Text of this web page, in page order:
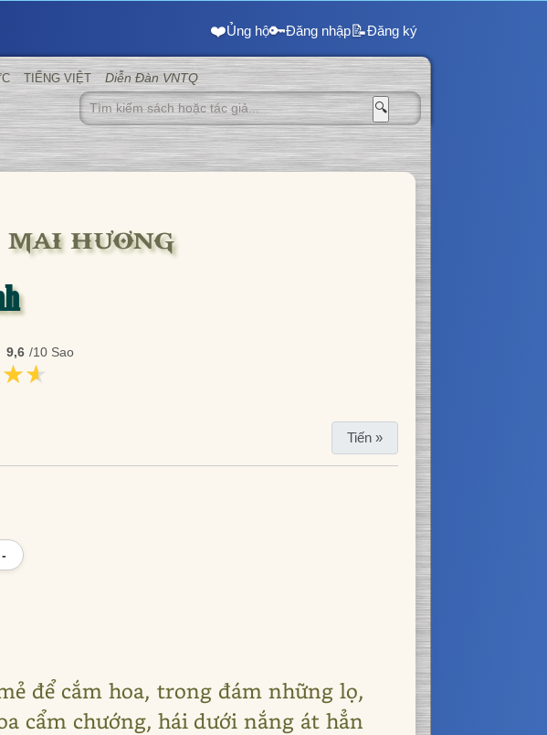
❤️Ủng hộ🔑Đăng nhập📝Đăng ký
TIẾNG VIỆT Diễn Đàn VNTQ
🔍
HƯƠNG
9,6 /10 Sao
Tiến »
để cắm hoa, trong đám những lọ,
cẩm chướng, hái dưới nắng át hẳn